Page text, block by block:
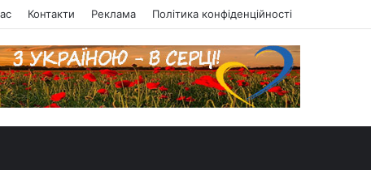
Контакти Реклама Політика конфіденційності